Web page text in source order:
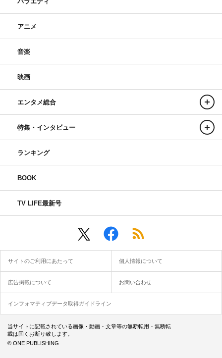
アニメ
音楽
映画
エンタメ総合
特集・インタビュー
ランキング
BOOK
TV LIFE最新号
サイトのご利用にあたって 個人情報について
広告掲載について お問い合わせ
インフォマティブデータ取得ガイドライン
当サイトに記載されている画像・動画・文章等の無断転用・無断転
載は固くお断り致します。
© ONE PUBLISHING